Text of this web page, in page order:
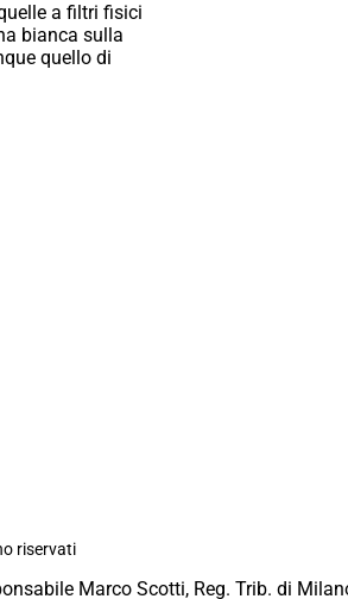
a filtri fisici
bianca sulla
quello di
riservati
Marco Scotti, Reg. Trib. di